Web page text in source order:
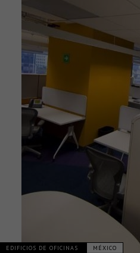
EDIFICIOS DE OFICINAS MÉXICO